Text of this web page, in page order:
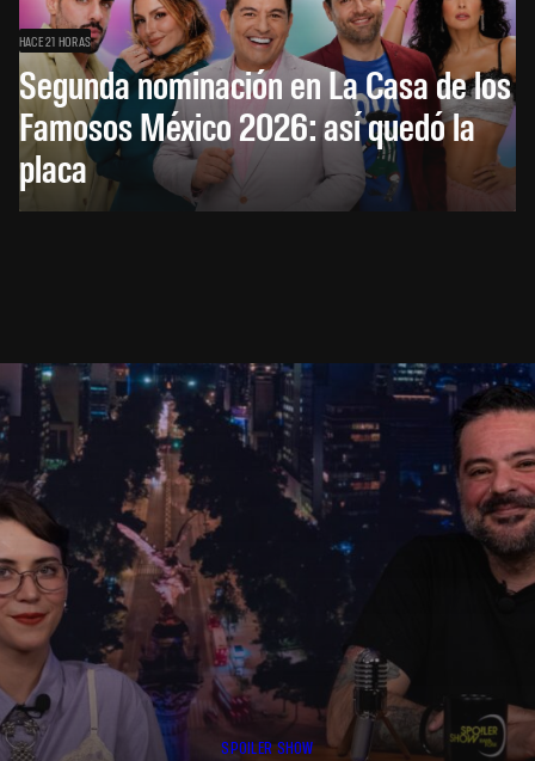
HACE 21 HORAS
Segunda nominación en La Casa de los
Famosos México 2026: así quedó la
placa
SPOILER SHOW